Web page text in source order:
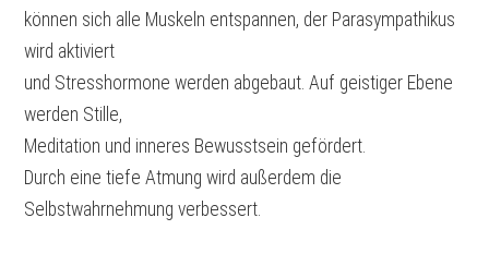
können sich alle Muskeln entspannen, der Parasympathikus
wird aktiviert
und Stresshormone werden abgebaut. Auf geistiger Ebene
werden Stille,
Meditation und inneres Bewusstsein gefördert.
Durch eine tiefe Atmung wird außerdem die
Selbstwahrnehmung verbessert.